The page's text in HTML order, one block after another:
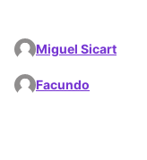
Miguel Sicart
Facundo